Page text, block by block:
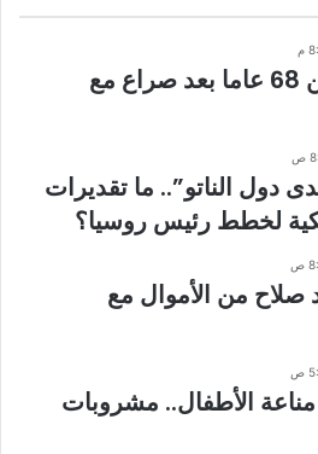
وفاة والد ميسي عن 68 عاما بعد صراع مع
دول الناتو”.. ما تقديرات
لخطط رئيس روسيا؟
من الأموال مع
الأطفال.. مشروبات